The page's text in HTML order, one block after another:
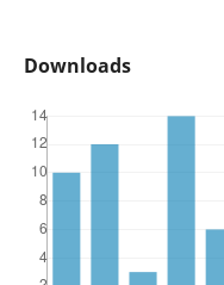
Downloads